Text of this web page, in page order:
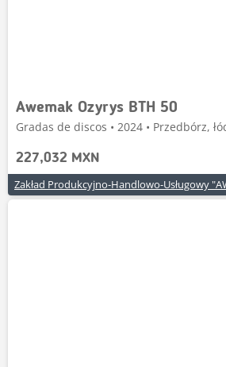
Awemak Ozyrys BTH 50
Gradas de discos • 2024 • Przedbórz,
227,032 MXN